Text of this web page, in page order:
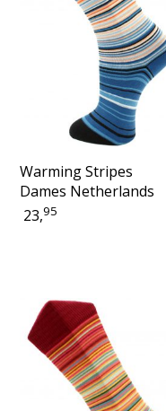
Warming Stripes
Dames Netherlands
23,95